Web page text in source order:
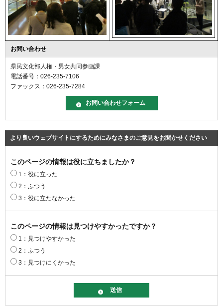
お問い合わせ
県民文化部人権・男女共同参画課
電話番号：026-235-7106
ファックス：026-235-7284
より良いウェブサイトにするためにみなさまのご意見をお聞かせください
このページの情報は役に立ちましたか？
1：役に立った
2：ふつう
3：役に立たなかった
このページの情報は見つけやすかったですか？
1：見つけやすかった
2：ふつう
3：見つけにくかった